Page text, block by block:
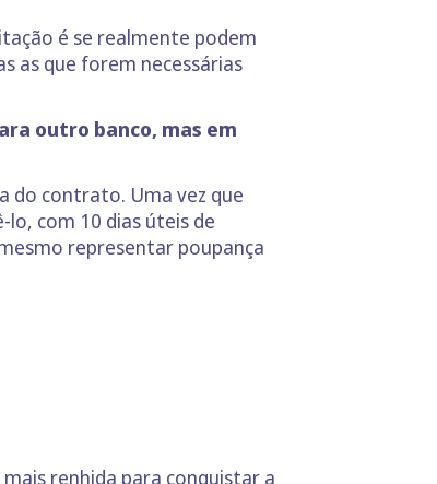
é se realmente podem
as que forem necessárias
outro banco, mas em
do contrato. Uma vez que
com 10 dias úteis de
representar poupança
renhida para conquistar a